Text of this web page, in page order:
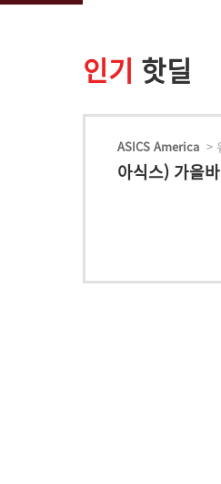
인기 핫딜
ASICS America >
아식스) 가을